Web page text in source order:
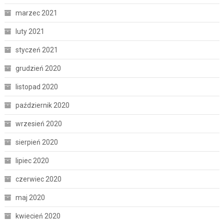
marzec 2021
luty 2021
styczeń 2021
grudzień 2020
listopad 2020
październik 2020
wrzesień 2020
sierpień 2020
lipiec 2020
czerwiec 2020
maj 2020
kwiecień 2020